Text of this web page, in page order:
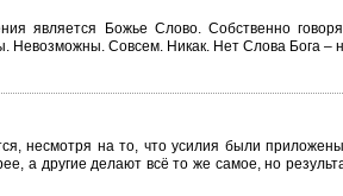
является Божье Слово. Собственно
Невозможны. Совсем. Никак. Нет Слова Бога –
несмотря на то, что усилия были
а другие делают всё то же самое, но